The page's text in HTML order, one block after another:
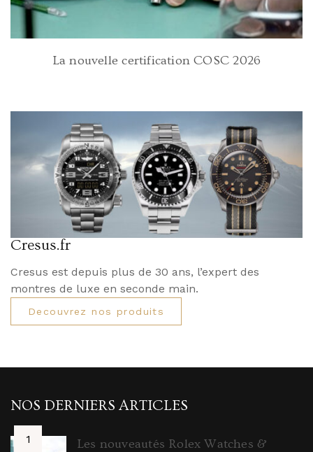
La nouvelle certification COSC 2026
Cresus.fr
Cresus est depuis plus de 30 ans, l’expert des
montres de luxe en seconde main.
Decouvrez nos produits
NOS DERNIERS ARTICLES
Les nouveautés Rolex Watches &